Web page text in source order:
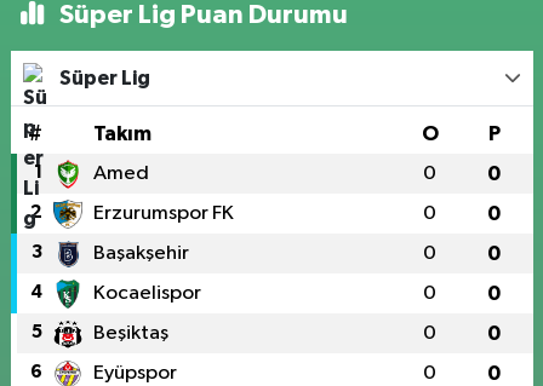
Süper Lig Puan Durumu
Süper Lig
# Takım O P
1 Amed 0 0
2 Erzurumspor FK 0 0
3 Başakşehir 0 0
4 Kocaelispor 0 0
5 Beşiktaş 0 0
6 Eyüpspor 0 0